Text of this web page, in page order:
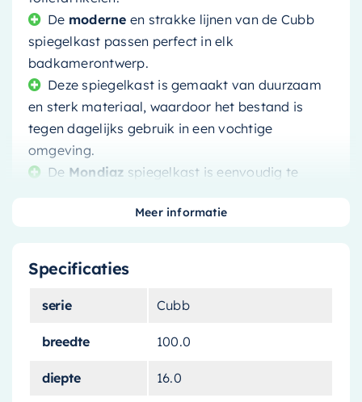
De moderne en strakke lijnen van de Cubb
spiegelkast passen perfect in elk
badkamerontwerp.
Deze spiegelkast is gemaakt van duurzaam
en sterk materiaal, waardoor het bestand is
tegen dagelijks gebruik in een vochtige
omgeving.
De Mondiaz spiegelkast is eenvoudig te
bevestigingsmaterialen.
aan uw badkamer met de
duurzaam
licht eikenmateriaal, waardoor het
Specificaties
serie Cubb
breedte 100.0
diepte 16.0
Meer informatie